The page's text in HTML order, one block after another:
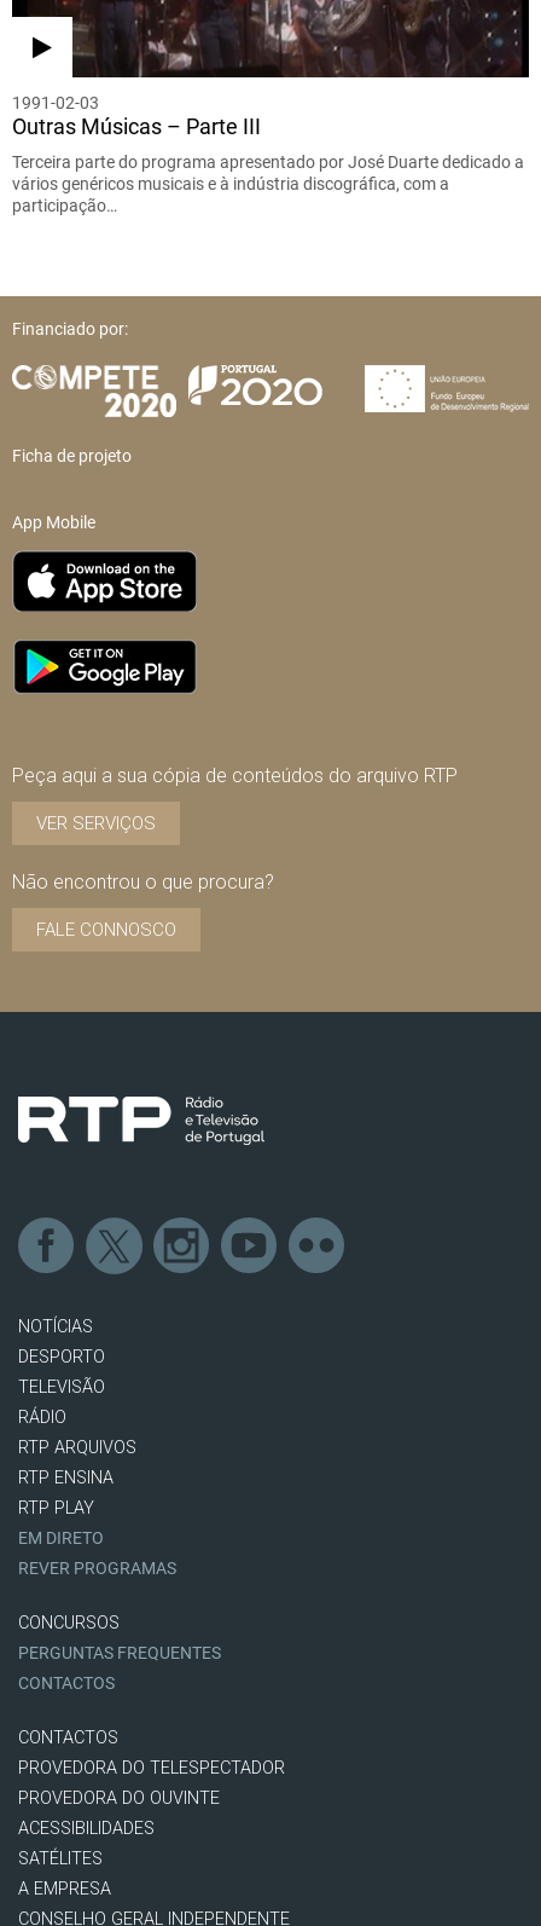
1991-02-03
Outras Músicas – Parte III
Terceira parte do programa apresentado por José Duarte dedicado a
vários genéricos musicais e à indústria discográfica, com a
participação…
Financiado por:
Ficha de projeto
App Mobile
Peça aqui a sua cópia de conteúdos do arquivo RTP
VER SERVIÇOS
Não encontrou o que procura?
FALE CONNOSCO
NOTÍCIAS
DESPORTO
TELEVISÃO
RÁDIO
RTP ARQUIVOS
RTP ENSINA
RTP PLAY
EM DIRETO
REVER PROGRAMAS
CONCURSOS
PERGUNTAS FREQUENTES
CONTACTOS
CONTACTOS
PROVEDORA DO TELESPECTADOR
PROVEDORA DO OUVINTE
ACESSIBILIDADES
SATÉLITES
A EMPRESA
CONSELHO GERAL INDEPENDENTE